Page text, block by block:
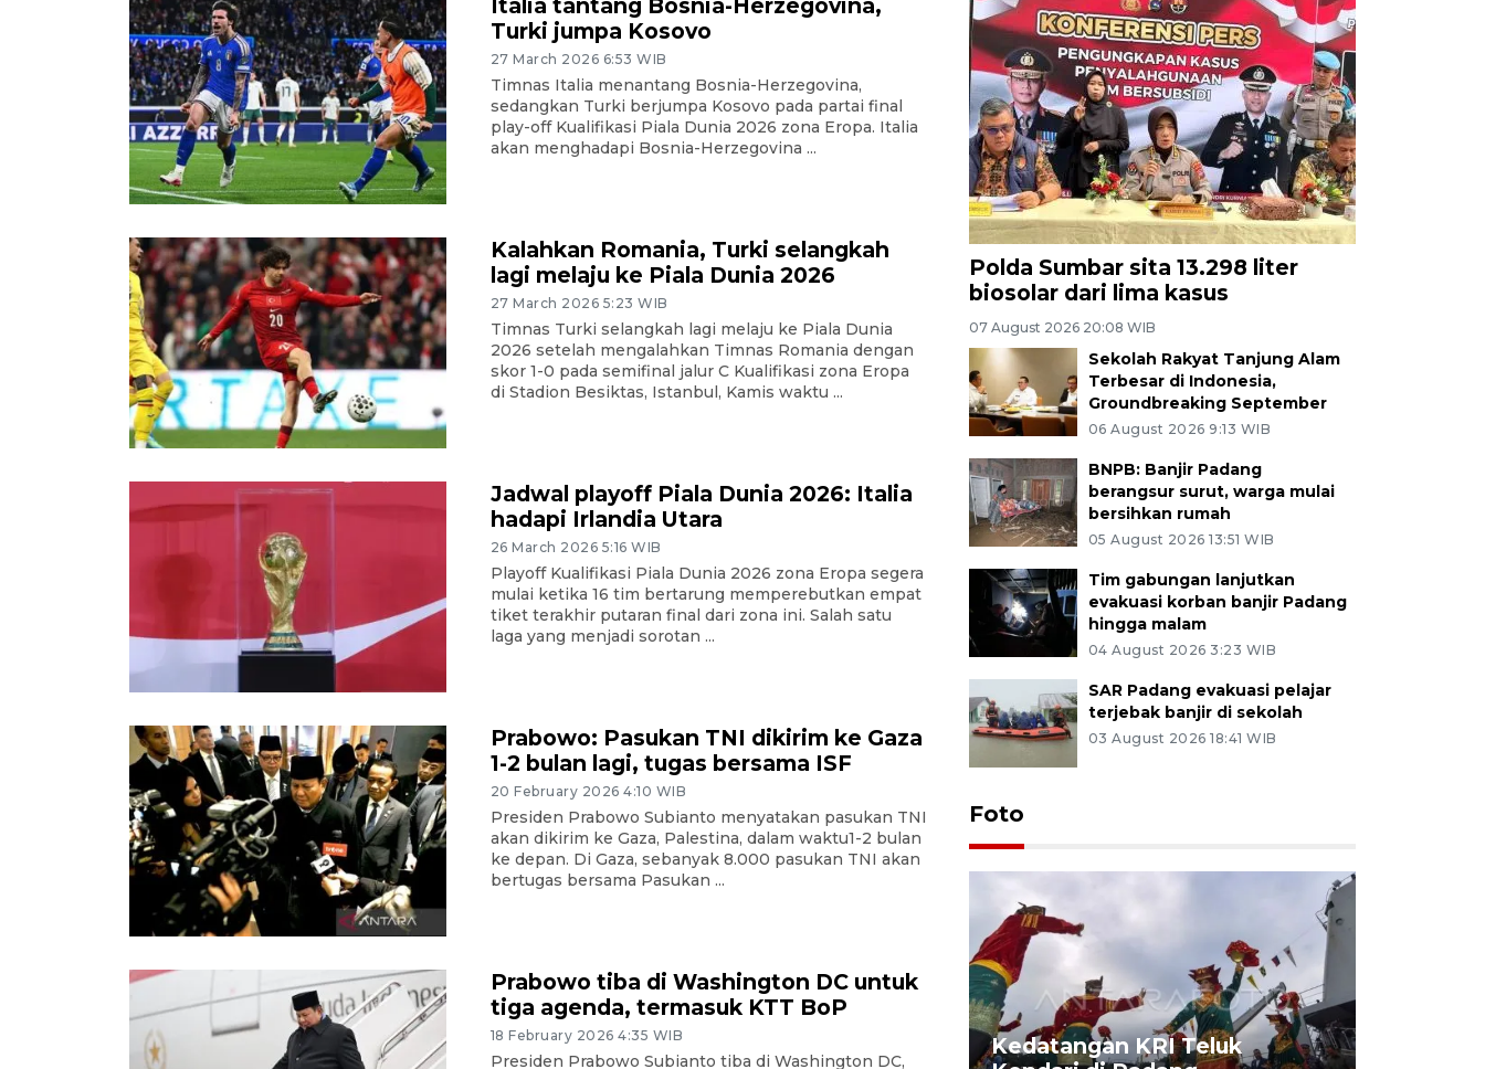
Italia tantang Bosnia-Herzegovina,
Turki jumpa Kosovo
27 March 2026 6:53 WIB
Timnas Italia menantang Bosnia-Herzegovina,
sedangkan Turki berjumpa Kosovo pada partai final
play-off Kualifikasi Piala Dunia 2026 zona Eropa. Italia
akan menghadapi Bosnia-Herzegovina ...
Kalahkan Romania, Turki selangkah
lagi melaju ke Piala Dunia 2026
27 March 2026 5:23 WIB
Timnas Turki selangkah lagi melaju ke Piala Dunia
2026 setelah mengalahkan Timnas Romania dengan
skor 1-0 pada semifinal jalur C Kualifikasi zona Eropa
di Stadion Besiktas, Istanbul, Kamis waktu ...
Jadwal playoff Piala Dunia 2026: Italia
hadapi Irlandia Utara
26 March 2026 5:16 WIB
Playoff Kualifikasi Piala Dunia 2026 zona Eropa segera
mulai ketika 16 tim bertarung memperebutkan empat
tiket terakhir putaran final dari zona ini. Salah satu
laga yang menjadi sorotan ...
Prabowo: Pasukan TNI dikirim ke Gaza
1-2 bulan lagi, tugas bersama ISF
20 February 2026 4:10 WIB
Presiden Prabowo Subianto menyatakan pasukan TNI
akan dikirim ke Gaza, Palestina, dalam waktu1-2 bulan
ke depan. Di Gaza, sebanyak 8.000 pasukan TNI akan
bertugas bersama Pasukan ...
Prabowo tiba di Washington DC untuk
tiga agenda, termasuk KTT BoP
18 February 2026 4:35 WIB
Presiden Prabowo Subianto tiba di Washington DC,
Polda Sumbar sita 13.298 liter
biosolar dari lima kasus
07 August 2026 20:08 WIB
Sekolah Rakyat Tanjung Alam
Terbesar di Indonesia,
Groundbreaking September
06 August 2026 9:13 WIB
BNPB: Banjir Padang
berangsur surut, warga mulai
bersihkan rumah
05 August 2026 13:51 WIB
Tim gabungan lanjutkan
evakuasi korban banjir Padang
hingga malam
04 August 2026 3:23 WIB
SAR Padang evakuasi pelajar
terjebak banjir di sekolah
03 August 2026 18:41 WIB
Foto
Penggantian konstruksi jalan
Kedatangan KRI Teluk